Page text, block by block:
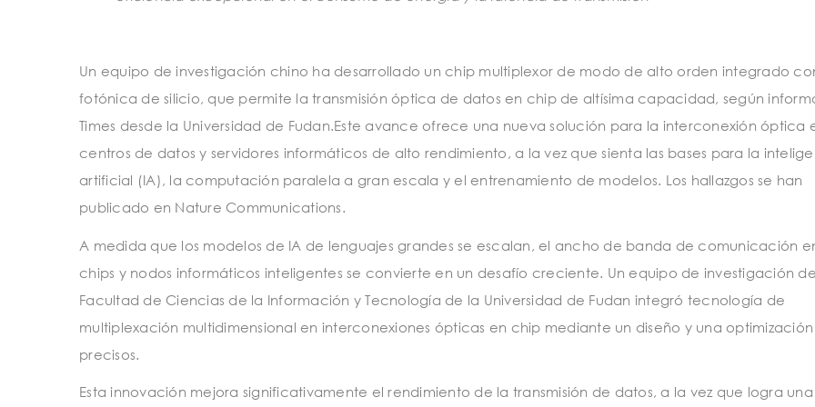
Un equipo de investigación chino ha desarrollado un chip multiplexor de modo de alto orden integrado
fotónica de silicio, que permite la transmisión óptica de datos en chip de altísima capacidad, según
Times desde la Universidad de Fudan.Este avance ofrece una nueva solución para la interconexión óptica
centros de datos y servidores informáticos de alto rendimiento, a la vez que sienta las bases para la
artificial (IA), la computación paralela a gran escala y el entrenamiento de modelos. Los hallazgos se han
publicado en Nature Communications.
A medida que los modelos de IA de lenguajes grandes se escalan, el ancho de banda de comunicación
chips y nodos informáticos inteligentes se convierte en un desafío creciente. Un equipo de investigación
Facultad de Ciencias de la Información y Tecnología de la Universidad de Fudan integró tecnología de
multiplexación multidimensional en interconexiones ópticas en chip mediante un diseño y una optimización
precisos.
Esta innovación mejora significativamente el rendimiento de la transmisión de datos, a la vez que logra una